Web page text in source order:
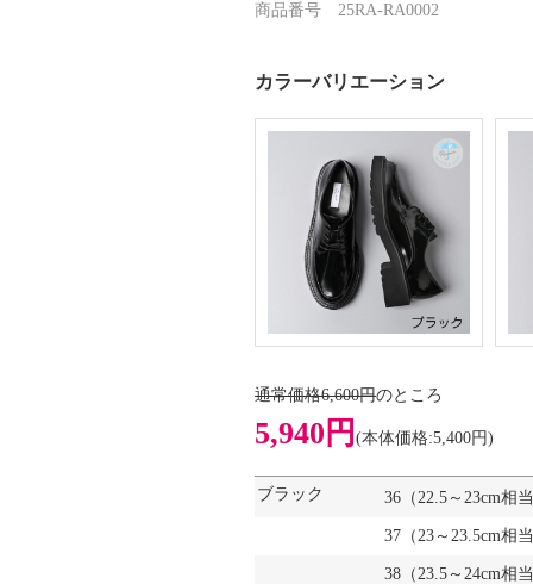
商品番号 25RA-RA0002
カラーバリエーション
通常価格6,600円のところ
5,940円 (本体価格:5,400円)
ブラック 36（22.5～23cm相
37（23～23.5cm相
38（23.5～24cm相